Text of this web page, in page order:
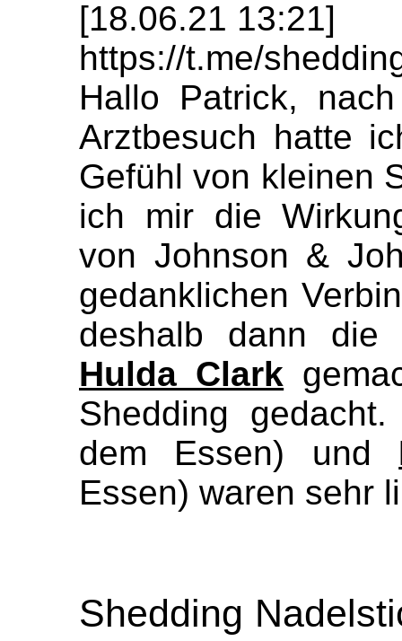
[18.06.21 13:21]
https://t.me/
Hallo Patrick,
Arztbesuch hatte
Gefühl von kleinen
ich mir die
von Johnson &
gedanklichen
deshalb dann die
Hulda Clark
Shedding
dem Essen) und
Essen) waren sehr
Shedding